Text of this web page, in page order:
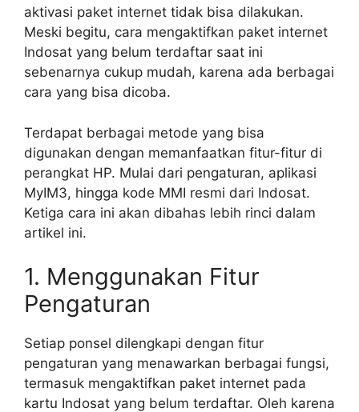
aktivasi paket internet tidak bisa dilakukan.
Meski begitu, cara mengaktifkan paket internet
Indosat yang belum terdaftar saat ini
sebenarnya cukup mudah, karena ada berbagai
cara yang bisa dicoba.
Terdapat berbagai metode yang bisa
digunakan dengan memanfaatkan fitur-fitur di
perangkat HP. Mulai dari pengaturan, aplikasi
MyIM3, hingga kode MMI resmi dari Indosat.
Ketiga cara ini akan dibahas lebih rinci dalam
artikel ini.
1. Menggunakan Fitur
Pengaturan
Setiap ponsel dilengkapi dengan fitur
pengaturan yang menawarkan berbagai fungsi,
termasuk mengaktifkan paket internet pada
kartu Indosat yang belum terdaftar. Oleh karena